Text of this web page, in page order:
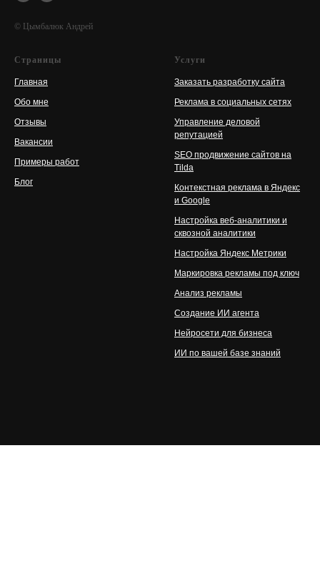
© Цымбалюк Андрей
Страницы
Главная
Обо мне
Отзывы
Вакансии
Примеры работ
Блог
Услуги
Заказать разработку сайта
Реклама в социальных сетях
Управление деловой
репутацией
SEO продвижение сайтов на
Tilda
Контекстная реклама в Яндекс
и Google
Настройка веб-аналитики и
сквозной аналитики
Настройка Яндекс Метрики
Маркировка рекламы под ключ
Анализ рекламы
Создание ИИ агента
Нейросети для бизнеса
ИИ по вашей базе знаний